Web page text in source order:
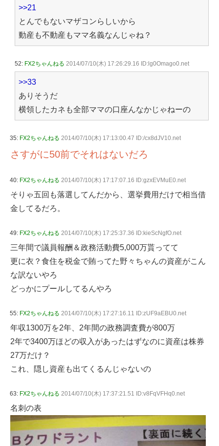
>>21
とんでもないマザコンらしいから
動産も不動産もママ名義なんじゃね？
52: FX2ちゃんねる 2014/07/10(木) 17:26:29.16 ID:lg0Omago0.net
>>33
ありそうだ
横領したカネも全部ママの口座んなかじゃねーの
35: FX2ちゃんねる 2014/07/10(木) 17:13:00.47 ID:/cx8dJV10.net
さすがに50前でそれはないだろ
40: FX2ちゃんねる 2014/07/10(木) 17:17:07.16 ID:gzxEVMuE0.net
そりゃ五回も落選してんだから、選挙費用だけで相当借
金してるだろ。
49: FX2ちゃんねる 2014/07/10(木) 17:25:37.36 ID:kieScNgfO.net
三年間で議員報酬＆政務活動費5,000万貰ってて
更に衣？食住を税金で賄ってた野々ちゃんの資産がこん
な訳ないやろ
どっかにプールしてるんやろ
55: FX2ちゃんねる 2014/07/10(木) 17:27:16.11 ID:zUF9aEBU0.net
年収1300万を2年、2年間の政務調査費が800万
2年で3400万ほどの収入があったはずなのに資産は株券
27万だけ？
これ、隠し資産も出てくるんじゃないの
63: FX2ちゃんねる 2014/07/10(木) 17:37:21.51 ID:v8FqVFHq0.net
名刺の表